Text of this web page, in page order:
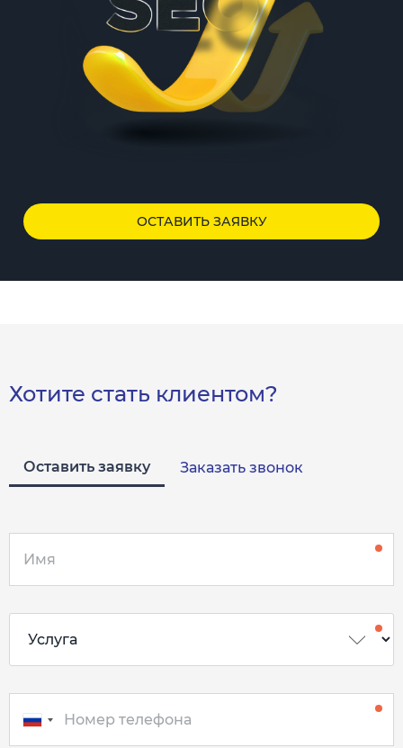
ОСТАВИТЬ ЗАЯВКУ
Хотите стать клиентом?
Оставить заявку Заказать звонок